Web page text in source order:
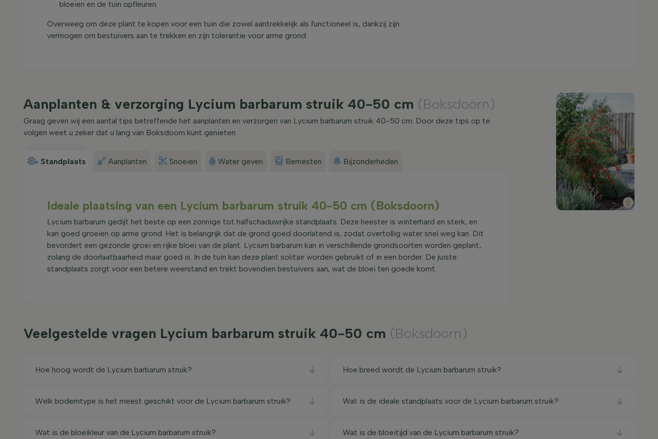
bloeien en de tuin opfleuren.
Overweeg om deze plant te kopen voor een tuin die zowel aantrekkelijk als functioneel is, dankzij zijn
vermogen om bestuivers aan te trekken en zijn tolerantie voor arme grond.
Aanplanten & verzorging Lycium barbarum struik 40-50 cm (Boksdoorn)
Graag geven wij een aantal tips betreffende het aanplanten en verzorgen van Lycium barbarum struik 40-50 cm. Door deze tips op te
volgen weet u zeker dat u lang van Boksdoorn kunt genieten.
Standplaats Aanplanten Snoeien Water geven Bemesten Bijzonderheden
Ideale plaatsing van een Lycium barbarum struik 40-50 cm (Boksdoorn)
Lycium barbarum gedijt het beste op een zonnige tot halfschaduwrijke standplaats. Deze heester is winterhard en sterk, en
kan goed groeien op arme grond. Het is belangrijk dat de grond goed doorlatend is, zodat overtollig water snel weg kan. Dit
bevordert een gezonde groei en rijke bloei van de plant. Lycium barbarum kan in verschillende grondsoorten worden geplant,
zolang de doorlaatbaarheid maar goed is. In de tuin kan deze plant solitair worden gebruikt of in een border. De juiste
standplaats zorgt voor een betere weerstand en trekt bovendien bestuivers aan, wat de bloei ten goede komt.
Veelgestelde vragen Lycium barbarum struik 40-50 cm (Boksdoorn)
Hoe hoog wordt de Lycium barbarum struik? Hoe breed wordt de Lycium barbarum struik?
Welk bodemtype is het meest geschikt voor de Lycium barbarum struik? Wat is de ideale standplaats voor de Lycium barbarum struik?
Wat is de bloeikleur van de Lycium barbarum struik? Wat is de bloeitijd van de Lycium barbarum struik?